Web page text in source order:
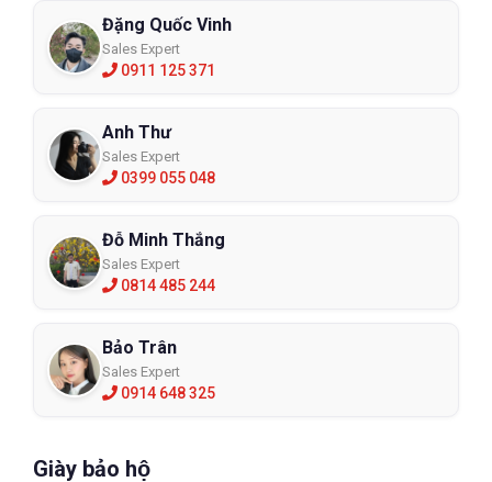
Đặng Quốc Vinh
Sales Expert
0911 125 371
Anh Thư
Sales Expert
0399 055 048
Đỗ Minh Thắng
Sales Expert
0814 485 244
Bảo Trân
Sales Expert
0914 648 325
Giày bảo hộ